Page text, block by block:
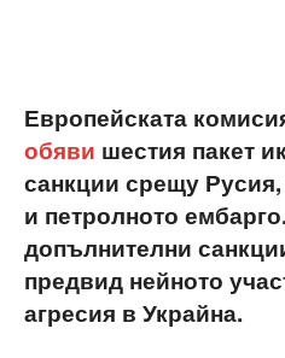
Европейската
обяви шестия пакет
санкции срещу
и петролното
допълнителни
предвид нейното
агресия в Украйна.